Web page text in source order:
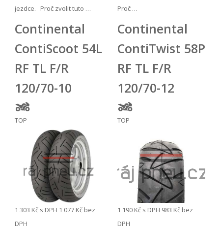
jezdce. Proč zvolit tuto …
Proč …
Continental
ContiScoot 54L
RF TL F/R
120/70-10
TOP
1 303 Kč s DPH 1 077 Kč bez
DPH
Continental
ContiTwist 58P
RF TL F/R
120/70-12
TOP
1 190 Kč s DPH 983 Kč bez
DPH